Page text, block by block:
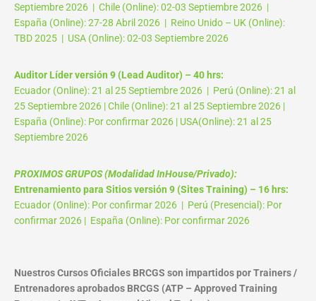
Septiembre 2026 | Chile (Online): 02-03 Septiembre 2026 |
España (Online): 27-28 Abril 2026 | Reino Unido – UK (Online):
TBD 2025 | USA (Online): 02-03 Septiembre 2026
Auditor Líder versión 9 (Lead Auditor) – 40 hrs:
Ecuador (Online): 21 al 25 Septiembre 2026 | Perú (Online): 21 al
25 Septiembre 2026 | Chile (Online): 21 al 25 Septiembre 2026 |
España (Online): Por confirmar 2026 | USA(Online): 21 al 25
Septiembre 2026
PROXIMOS GRUPOS (Modalidad InHouse/Privado):
Entrenamiento para Sitios versión 9 (Sites Training) – 16 hrs:
Ecuador (Online): Por confirmar 2026 | Perú (Presencial): Por
confirmar 2026 | España (Online): Por confirmar 2026
Nuestros Cursos Oficiales BRCGS son impartidos por Trainers /
Entrenadores aprobados BRCGS (ATP – Approved Training